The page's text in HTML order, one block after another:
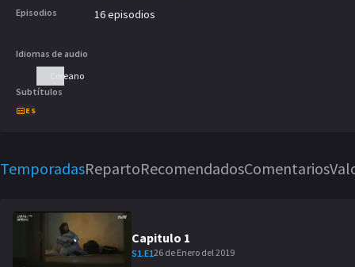
Episodios 16 episodios
Idiomas de audio
Coreano
Subtítulos
ES
TemporadasRepartoRecomendadosComentarios
Capitulo 1
S1.E126 de Enero del 2019